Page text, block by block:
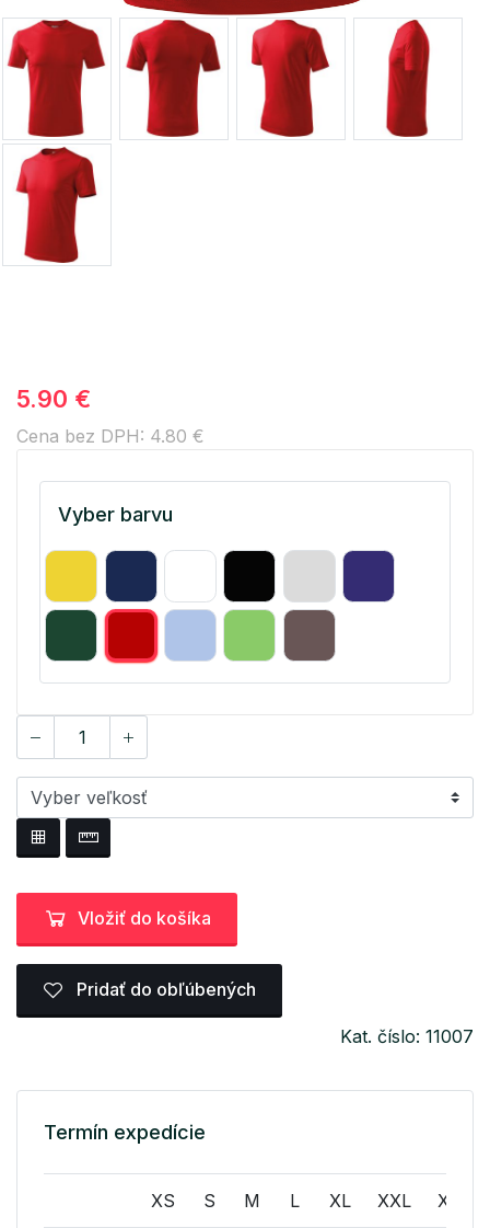
5.90 €
Cena bez DPH: 4.80 €
Vyber barvu
Vložiť do košíka
Pridať do obľúbených
Kat. číslo: 11007
Termín expedície
XS S M L XL XXL XXXL